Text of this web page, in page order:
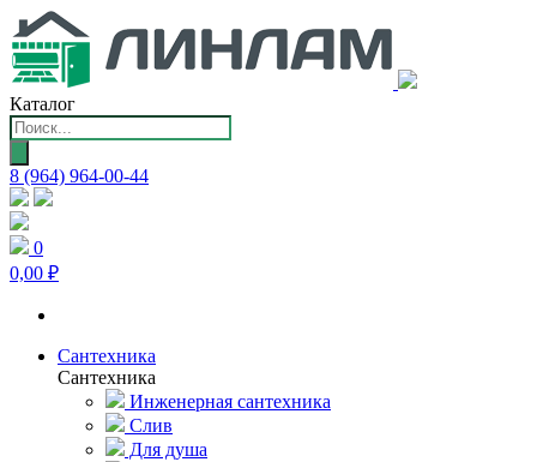
Каталог
Поиск
товаров
8 (964) 964-00-44
0
0,00 ₽
Сантехника
Сантехника
Инженерная сантехника
Слив
Для душа